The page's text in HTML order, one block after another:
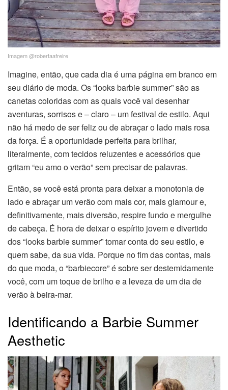
Imagem @robertaafreire
Imagine, então, que cada dia é uma página em branco em
seu diário de moda. Os “looks barbie summer” são as
canetas coloridas com as quais você vai desenhar
aventuras, sorrisos e – claro – um festival de estilo. Aqui
não há medo de ser feliz ou de abraçar o lado mais rosa
da força. É a oportunidade perfeita para brilhar,
literalmente, com tecidos reluzentes e acessórios que
gritam “eu amo o verão” sem precisar de palavras.
Então, se você está pronta para deixar a monotonia de
lado e abraçar um verão com mais cor, mais glamour e,
definitivamente, mais diversão, respire fundo e mergulhe
de cabeça. É hora de deixar o espírito jovem e divertido
dos “looks barbie summer” tomar conta do seu estilo, e
quem sabe, da sua vida. Porque no fim das contas, mais
do que moda, o “barbiecore” é sobre ser destemidamente
você, com um toque de brilho e a leveza de um dia de
verão à beira-mar.
Identificando a Barbie Summer
Aesthetic